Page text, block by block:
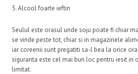
5. Alcool foarte ieftin
Seulul este orasul unde soju poate fi chiar
se vinde peste tot, chiar si in magazinele
iar coreenii sunt pregatiti sa-l bea la orice
siguranta este cel mai bun loc pentru iesit in
limitat.